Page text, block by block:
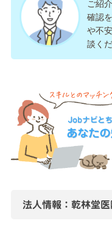
ご紹
確認
や不
談く
法人情報：乾林堂医